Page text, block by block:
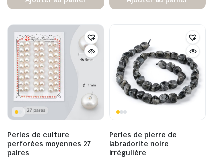
Perles de culture
perforées moyennes 27
paires
Perles de pierre de
labradorite noire
irrégulière